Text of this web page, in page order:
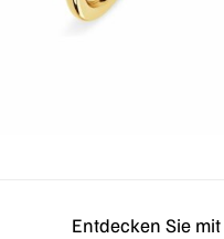
Entdecken Sie